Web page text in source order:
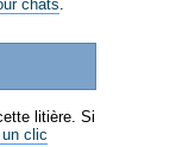
chats.
litière. Si
clic